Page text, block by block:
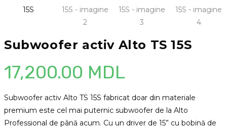
Subwoofer activ Alto TS 15S
17,200.00 MDL
Subwoofer activ Alto TS 15S fabricat doar din materiale
premium este cel mai puternic subwoofer de la Alto
Professional de până acum. Cu un driver de 15” cu bobină de